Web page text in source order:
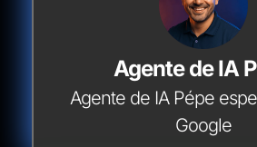
Agente de IA
Agente de IA Pépe
Google